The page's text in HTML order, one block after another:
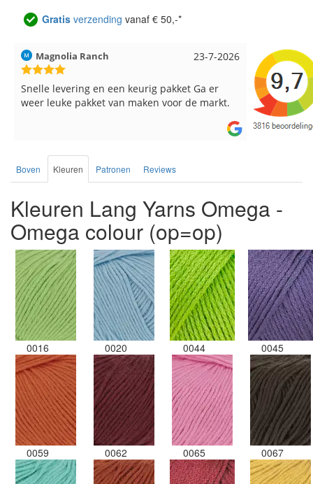
Gratis verzending vanaf € 50,-*
23-7-2026
Magnolia Ranch
Snelle levering en een keurig pakket Ga er
weer leuke pakket van maken voor de markt.
Hilde uit
Reeds
de service.
Boven Kleuren Patronen Reviews
Kleuren Lang Yarns Omega -
Omega colour (op=op)
0016 0020 0044 0045
0059 0062 0065 0067